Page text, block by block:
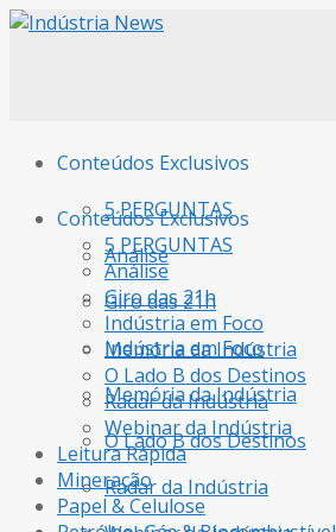
Conteúdos Exclusivos
5 PERGUNTAS
Análise
Giro das 21h
Indústria em Foco
Memória da Indústria
O Lado B dos Destinos
Radar da Indústria
Conteúdos Exclusivos
5 PERGUNTAS
Análise
Giro das 21h
Indústria em Foco
Memória da Indústria
O Lado B dos Destinos
Radar da Indústria
Webinar da Indústria
Leitura Rápida
Mineração
Papel & Celulose